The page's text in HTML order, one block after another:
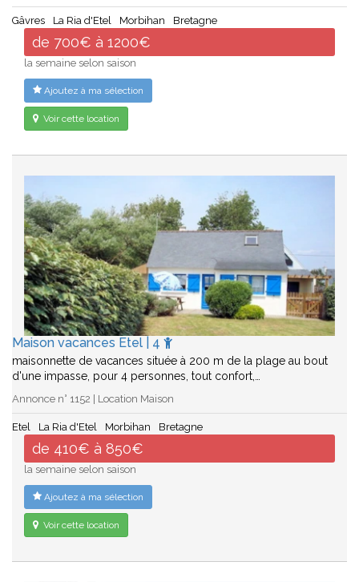
Gâvres La Ria d'Etel Morbihan Bretagne
de 700€ à 1200€
la semaine selon saison
Ajoutez à ma sélection
Voir cette location
Maison vacances Etel | 4
maisonnette de vacances située à 200 m de la plage au bout
d'une impasse, pour 4 personnes, tout confort,…
Annonce n° 1152 | Location Maison
Etel La Ria d'Etel Morbihan Bretagne
de 410€ à 850€
la semaine selon saison
Ajoutez à ma sélection
Voir cette location